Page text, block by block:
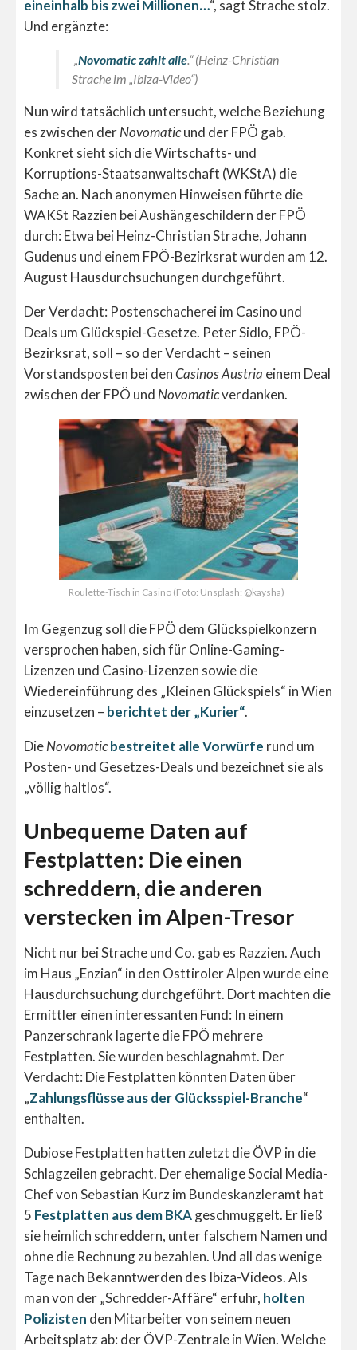
eineinhalb bis zwei Millionen…“, sagt Strache stolz.
Und ergänzte:
„Novomatic zahlt alle.“ (Heinz-Christian
Strache im „Ibiza-Video“)
Nun wird tatsächlich untersucht, welche Beziehung
es zwischen derNovomaticund der FPÖ gab.
Konkret sieht sich die Wirtschafts- und
Korruptions-Staatsanwaltschaft (WKStA) die
Sache an. Nach anonymen Hinweisen führte die
WAKSt Razzien bei Aushängeschildern der FPÖ
durch: Etwa bei Heinz-Christian Strache, Johann
Gudenus und einem FPÖ-Bezirksrat wurden am 12.
August Hausdurchsuchungen durchgeführt.
Der Verdacht: Postenschacherei im Casino und
Deals um Glückspiel-Gesetze. Peter Sidlo, FPÖ-
Bezirksrat, soll – so der Verdacht – seinen
Vorstandsposten bei denCasinos Austria einem Deal
zwischen der FPÖ undNovomaticverdanken.
Roulette-Tisch in Casino (Foto: Unsplash: @kaysha)
Im Gegenzug soll die FPÖ dem Glückspielkonzern
versprochen haben, sich für Online-Gaming-
Lizenzen und Casino-Lizenzen sowie die
Wiedereinführung des „Kleinen Glückspiels“ in Wien
einzusetzen – berichtet der „Kurier“.
DieNovomaticbestreitet alle Vorwürfe rund um
Posten- und Gesetzes-Deals und bezeichnet sie als
„völlig haltlos“.
Unbequeme Daten auf
Festplatten: Die einen
schreddern, die anderen
verstecken im Alpen-Tresor
Nicht nur bei Strache und Co. gab es Razzien. Auch
im Haus „Enzian“ in den Osttiroler Alpen wurde eine
Hausdurchsuchung durchgeführt. Dort machten die
Ermittler einen interessanten Fund: In einem
Panzerschrank lagerte die FPÖ mehrere
Festplatten. Sie wurden beschlagnahmt. Der
Verdacht: Die Festplatten könnten Daten über
„Zahlungsflüsse aus der Glücksspiel-Branche“
enthalten.
Dubiose Festplatten hatten zuletzt die ÖVP in die
Schlagzeilen gebracht. Der ehemalige Social Media-
Chef von Sebastian Kurz im Bundeskanzleramt hat
5 Festplatten aus dem BKAgeschmuggelt. Er ließ
sie heimlich schreddern, unter falschem Namen und
ohne die Rechnung zu bezahlen. Und all das wenige
Tage nach Bekanntwerden des Ibiza-Videos. Als
man von der „Schredder-Affäre“ erfuhr, holten
Polizisten den Mitarbeiter von seinem neuen
Arbeitsplatz ab: der ÖVP-Zentrale in Wien. Welche